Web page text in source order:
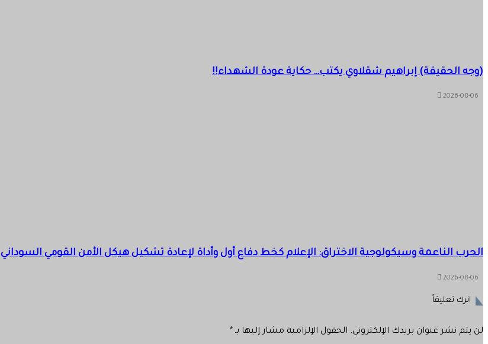
(وجه الحقيقة) إبراهيم شقلاوي يكتب… حكاية عودة الشهداء!!
2026-08-06
الحرب الناعمة وسيكولوجية الاختراق: الإعلام كخط دفاع أول وأداة لإعادة تشكيل هيكل الأمن القومي السوداني
2026-08-06
اترك تعليقاً
لن يتم نشر عنوان بريدك الإلكتروني. الحقول الإلزامية مشار إليها بـ *